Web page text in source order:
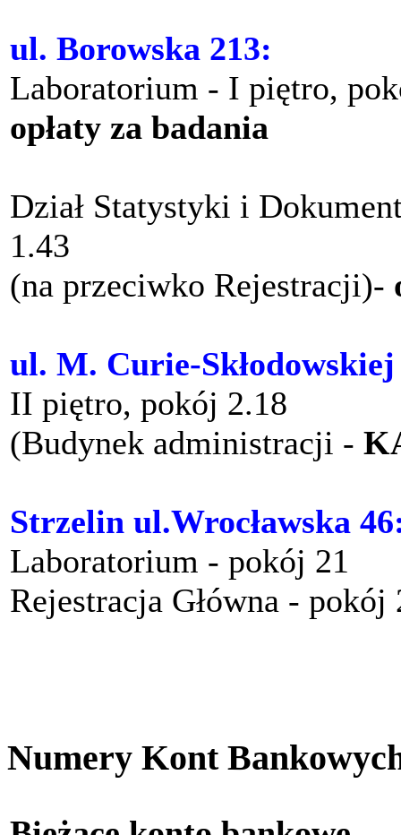
ul. Borowska 213:
Laboratorium - I piętro,
opłaty za badania
Dział Statystyki i
1.43
(na przeciwko Rejestracji)-
ul. M. Curie-Skłodowskiej
II piętro, pokój 2.18
(Budynek administracji -
Strzelin ul.Wrocławska
Laboratorium - pokój 21
Rejestracja Główna -
Numery Kont